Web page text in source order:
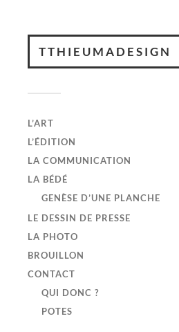
TTHIEUMADESIGN
L’ART
L’ÉDITION
LA COMMUNICATION
LA BÉDÉ
GENÈSE D’UNE PLANCHE
LE DESSIN DE PRESSE
LA PHOTO
BROUILLON
CONTACT
QUI DONC ?
POTES